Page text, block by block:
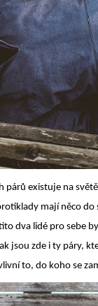
existuje na
mají něco
dva lidé pro sebe
jsou zde i ty páry,
to, do koho se